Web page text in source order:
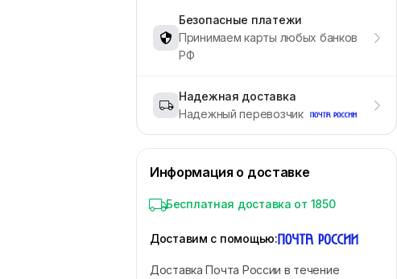
Безопасные платежи
Принимаем карты любых банков
РФ
Надежная доставка
Надежный перевозчик
Информация о доставке
Бесплатная доставка от 1850
Доставим с помощью:
Доставка Почта России в течение